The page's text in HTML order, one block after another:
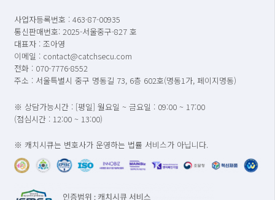
사업자등록번호 : 463-87-00935
통신판매번호: 2025-서울중구-827 호
대표자 : 조아영
이메일 : contact@catchsecu.com
전화 : 070-7776-8552
주소 : 서울특별시 중구 명동길 73, 6층 602호(명동1가, 페이지명동)
※ 상담가능시간 : [평일] 월요일 ~ 금요일 : 09:00 ~ 17:00
(점심시간 : 12:00 ~ 13:00)
※ 캐치시큐는 변호사가 운영하는 법률 서비스가 아닙니다.